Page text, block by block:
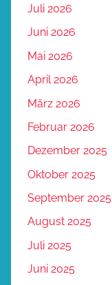
Juli 2026
Juni 2026
Mai 2026
April 2026
März 2026
Februar 2026
Dezember 2025
Oktober 2025
September 2025
August 2025
Juli 2025
Juni 2025